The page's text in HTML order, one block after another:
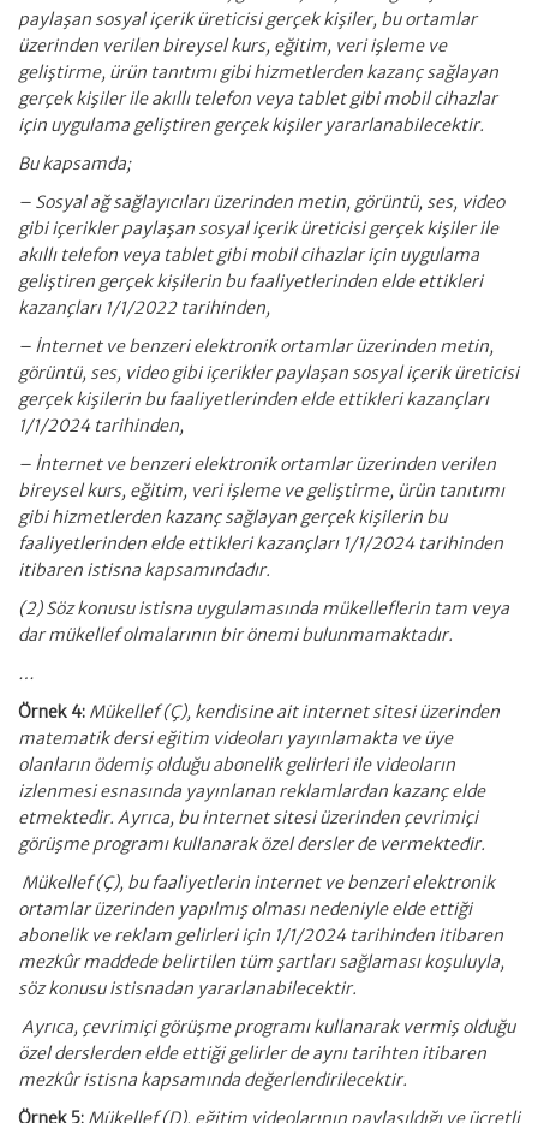
paylaşan sosyal içerik üreticisi gerçek kişiler, bu ortamlar
üzerinden verilen bireysel kurs, eğitim, veri işleme ve
geliştirme, ürün tanıtımı gibi hizmetlerden kazanç sağlayan
gerçek kişiler ile akıllı telefon veya tablet gibi mobil cihazlar
için uygulama geliştiren gerçek kişiler yararlanabilecektir.
Bu kapsamda;
– Sosyal ağ sağlayıcıları üzerinden metin, görüntü, ses, video
gibi içerikler paylaşan sosyal içerik üreticisi gerçek kişiler ile
akıllı telefon veya tablet gibi mobil cihazlar için uygulama
geliştiren gerçek kişilerin bu faaliyetlerinden elde ettikleri
kazançları 1/1/2022 tarihinden,
– İnternet ve benzeri elektronik ortamlar üzerinden metin,
görüntü, ses, video gibi içerikler paylaşan sosyal içerik üreticisi
gerçek kişilerin bu faaliyetlerinden elde ettikleri kazançları
1/1/2024 tarihinden,
– İnternet ve benzeri elektronik ortamlar üzerinden verilen
bireysel kurs, eğitim, veri işleme ve geliştirme, ürün tanıtımı
gibi hizmetlerden kazanç sağlayan gerçek kişilerin bu
faaliyetlerinden elde ettikleri kazançları 1/1/2024 tarihinden
itibaren istisna kapsamındadır.
(2) Söz konusu istisna uygulamasında mükelleflerin tam veya
dar mükellef olmalarının bir önemi bulunmamaktadır.
…
Örnek 4: Mükellef (Ç), kendisine ait internet sitesi üzerinden
matematik dersi eğitim videoları yayınlamakta ve üye
olanların ödemiş olduğu abonelik gelirleri ile videoların
izlenmesi esnasında yayınlanan reklamlardan kazanç elde
etmektedir. Ayrıca, bu internet sitesi üzerinden çevrimiçi
görüşme programı kullanarak özel dersler de vermektedir.
Mükellef (Ç), bu faaliyetlerin internet ve benzeri elektronik
ortamlar üzerinden yapılmış olması nedeniyle elde ettiği
abonelik ve reklam gelirleri için 1/1/2024 tarihinden itibaren
mezkûr maddede belirtilen tüm şartları sağlaması koşuluyla,
söz konusu istisnadan yararlanabilecektir.
Ayrıca, çevrimiçi görüşme programı kullanarak vermiş olduğu
özel derslerden elde ettiği gelirler de aynı tarihten itibaren
mezkûr istisna kapsamında değerlendirilecektir.
Örnek 5: Mükellef (D), eğitim videolarının paylaşıldığı ve ücretli